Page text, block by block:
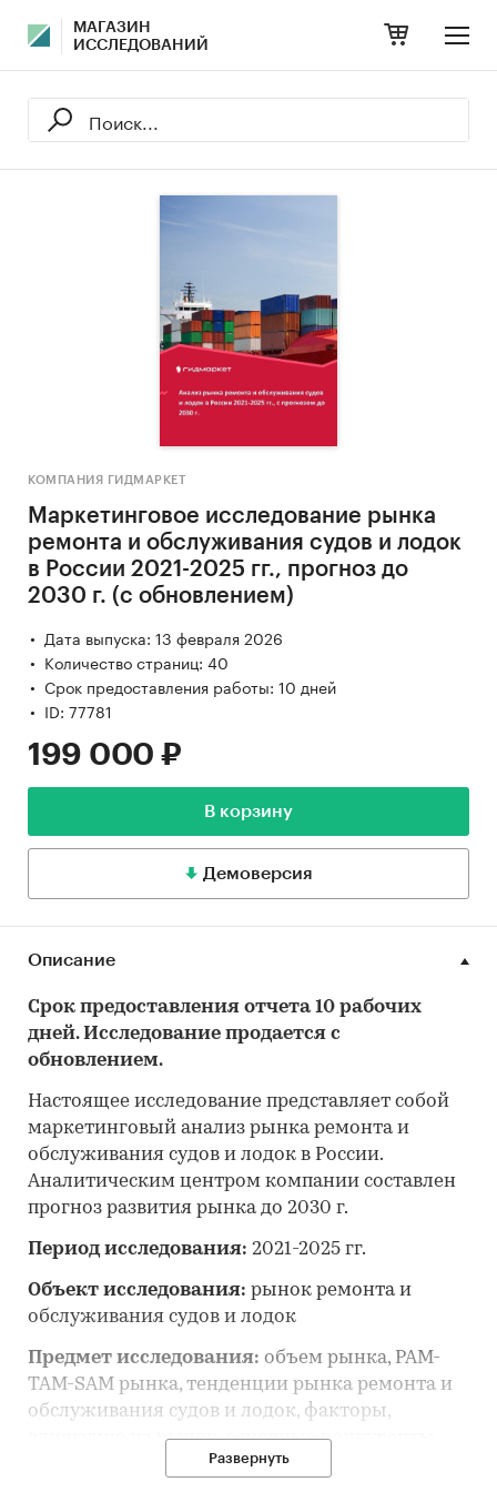
МАГАЗИН
ИССЛЕДОВАНИЙ
КОМПАНИЯ ГИДМАРКЕТ
Маркетинговое исследование рынка
ремонта и обслуживания судов и лодок
в России 2021-2025 гг., прогноз до
2030 г. (с обновлением)
Дата выпуска: 13 февраля 2026
Количество страниц: 40
Срок предоставления работы: 10 дней
ID: 77781
199 000 ₽
В корзину
Демоверсия
Описание
Срок предоставления отчета 10 рабочих
дней. Исследование продается с
обновлением.
Настоящее исследование представляет собой
маркетинговый анализ рынка ремонта и
обслуживания судов и лодок в России.
Аналитическим центром компании составлен
прогноз развития рынка до 2030 г.
Период исследования: 2021-2025 гг.
Объект исследования: рынок ремонта и
обслуживания судов и лодок
Предмет исследования: объем рынка, PAM-
TAM-SAM рынка, тенденции рынка ремонта и
обслуживания судов и лодок, факторы,
влияющие на рынок, основные конкуренты,
потребительские цены, отраслевые
Развернуть